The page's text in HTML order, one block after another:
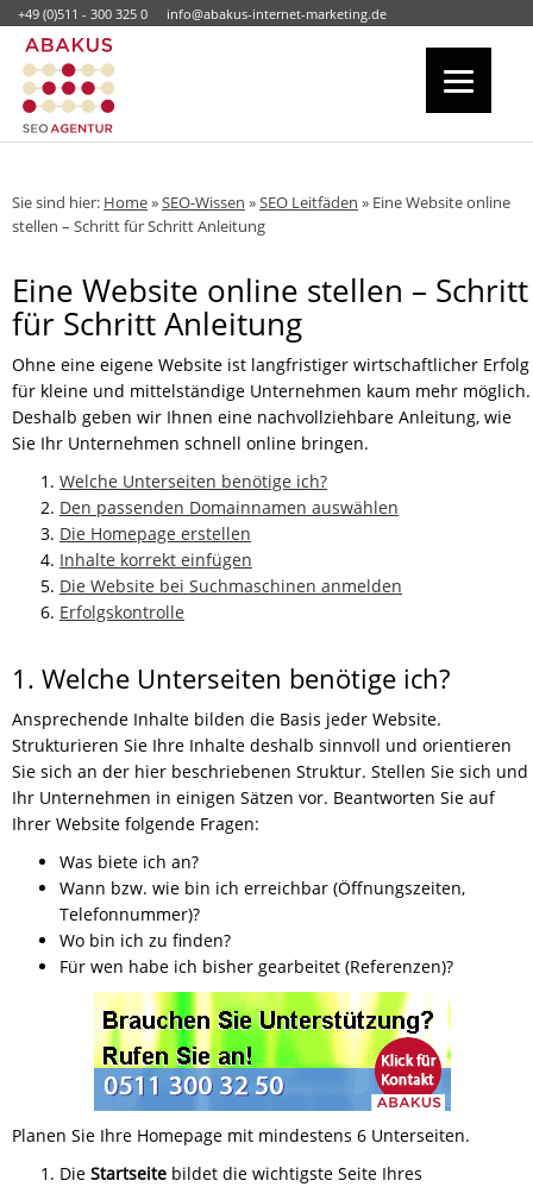
+49 (0)511 - 300 325 0 info@abakus-internet-marketing.de
Sie sind hier: Home»SEO-Wissen »SEO Leitfäden » Eine Website online
stellen – Schritt für Schritt Anleitung
Eine Website online stellen – Schritt
für Schritt Anleitung
Ohne eine eigene Website ist langfristiger wirtschaftlicher Erfolg
für kleine und mittelständige Unternehmen kaum mehr möglich.
Deshalb geben wir Ihnen eine nachvollziehbare Anleitung, wie
Sie Ihr Unternehmen schnell online bringen.
Welche Unterseiten benötige ich?
Den passenden Domainnamen auswählen
Die Homepage erstellen
Inhalte korrekt einfügen
Die Website bei Suchmaschinen anmelden
Erfolgskontrolle
1. Welche Unterseiten benötige ich?
Ansprechende Inhalte bilden die Basis jeder Website.
Strukturieren Sie Ihre Inhalte deshalb sinnvoll und orientieren
Sie sich an der hier beschriebenen Struktur. Stellen Sie sich und
Ihr Unternehmen in einigen Sätzen vor. Beantworten Sie auf
Ihrer Website folgende Fragen:
Was biete ich an?
Wann bzw. wie bin ich erreichbar (Öffnungszeiten,
Telefonnummer)?
Wo bin ich zu finden?
Für wen habe ich bisher gearbeitet (Referenzen)?
Planen Sie Ihre Homepage mit mindestens 6 Unterseiten.
Die Startseite bildet die wichtigste Seite Ihres